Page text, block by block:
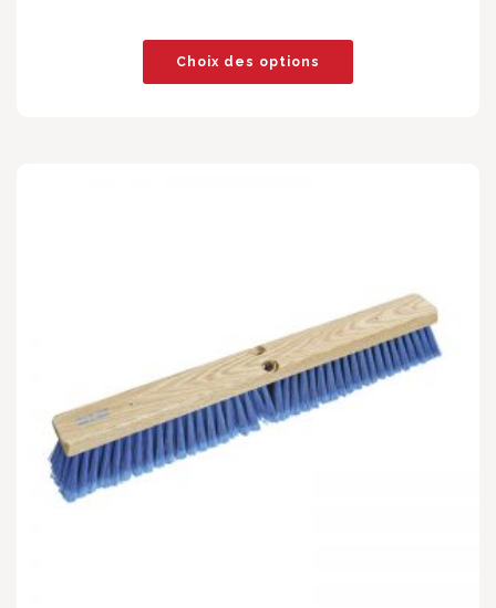
Choix des options